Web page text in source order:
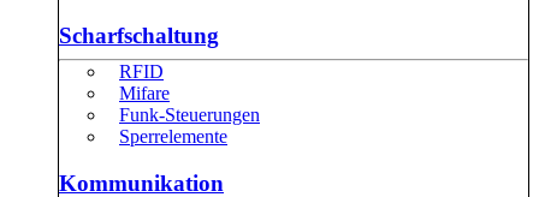
Scharfschaltung
RFID
Mifare
Funk-Steuerungen
Sperrelemente
Kommunikation